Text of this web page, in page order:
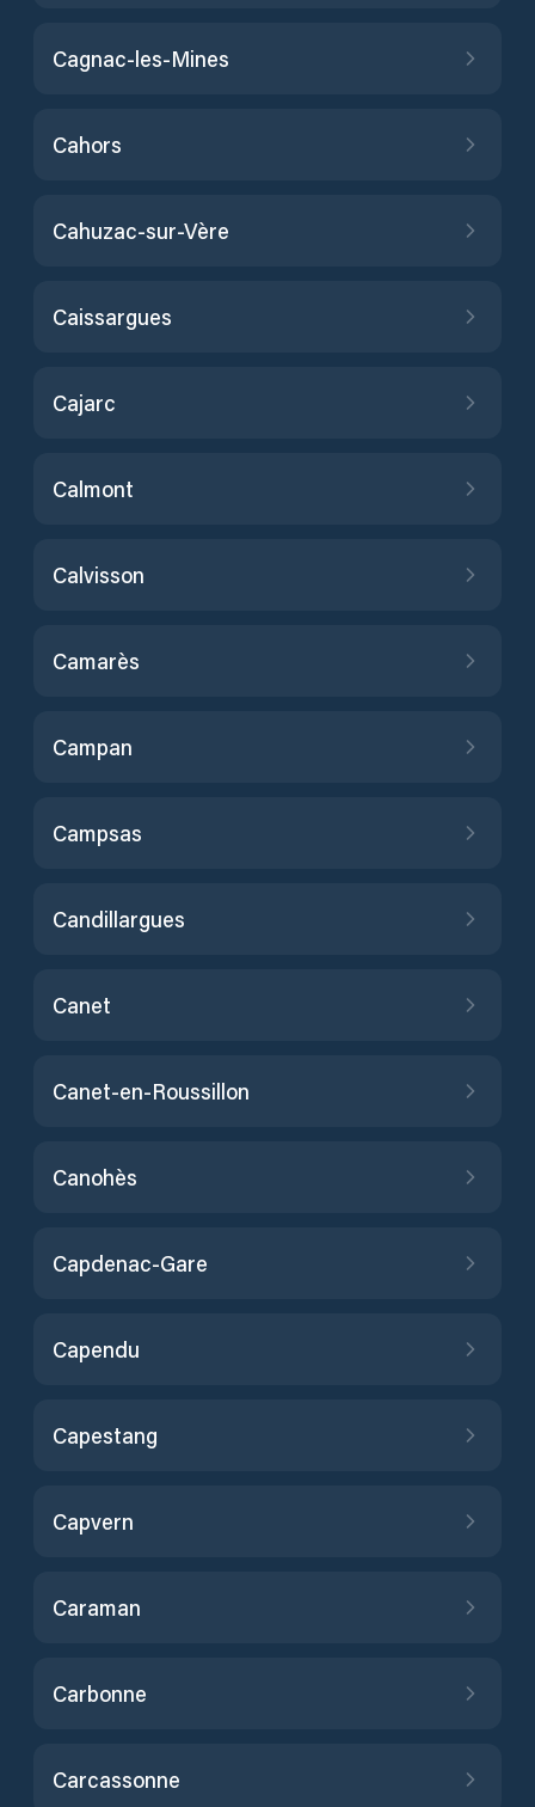
Cagnac-les-Mines
Cahors
Cahuzac-sur-Vère
Caissargues
Cajarc
Calmont
Calvisson
Camarès
Campan
Campsas
Candillargues
Canet
Canet-en-Roussillon
Canohès
Capdenac-Gare
Capendu
Capestang
Capvern
Caraman
Carbonne
Carcassonne